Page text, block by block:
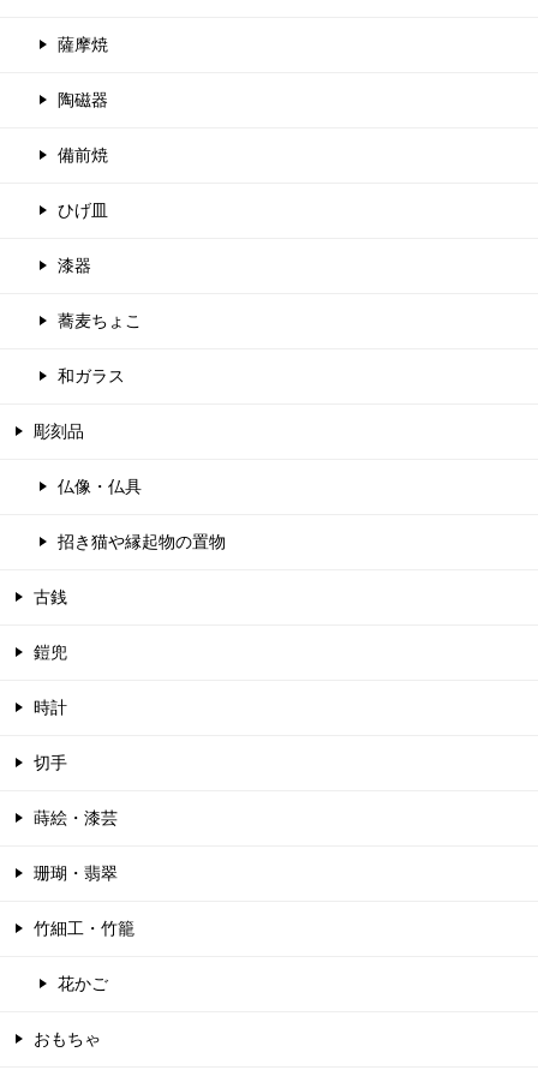
薩摩焼
陶磁器
備前焼
ひげ皿
漆器
蕎麦ちょこ
和ガラス
彫刻品
仏像・仏具
招き猫や縁起物の置物
古銭
鎧兜
時計
切手
蒔絵・漆芸
珊瑚・翡翠
竹細工・竹籠
花かご
おもちゃ